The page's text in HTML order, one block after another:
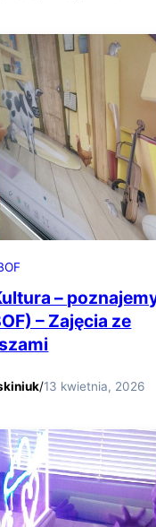
–
– Zajęcia ze
/13 kwietnia, 2026